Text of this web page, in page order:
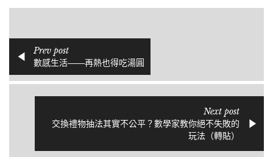
Prev post
數感生活——再熱也得吃湯圓
Next post
交換禮物抽法其實不公平？數學家教你絕不失敗的
玩法（轉貼）